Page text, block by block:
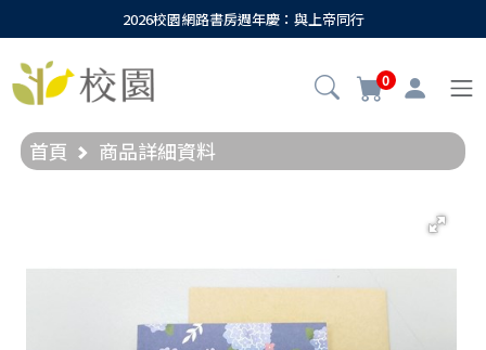
2026校園網路書房週年慶：與上帝同行
0
首頁 商品詳細資料